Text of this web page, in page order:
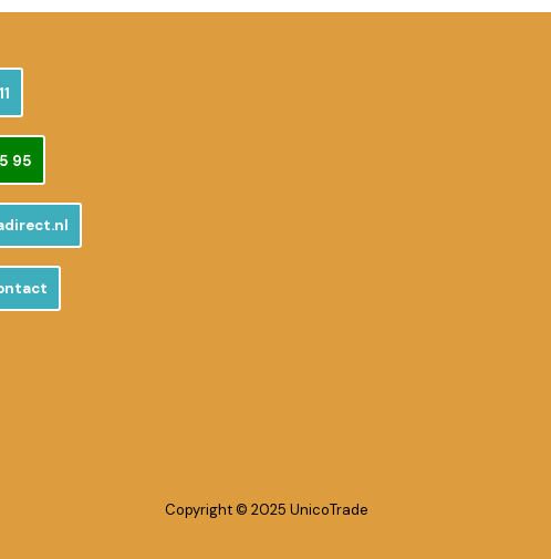
95
Copyright © 2025 UnicoTrade